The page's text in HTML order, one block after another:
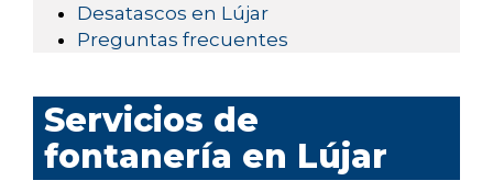
Desatascos en Lújar
Preguntas frecuentes
Servicios de
fontanería en Lújar